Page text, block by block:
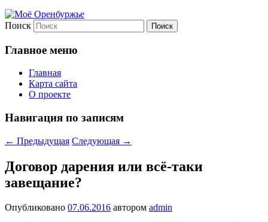
Поиск
Главное меню
Главная
Карта сайта
О проекте
Навигация по записям
← Предыдущая Следующая →
Договор дарения или всё-таки
завещание?
Опубликовано 07.06.2016 автором admin